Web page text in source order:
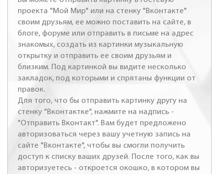
проекта "Мой Мир" или на стенку "Вконтакте"
своим друзьям, ее можно поставить на сайте, в
блоге, форуме или отправить в письме на адрес
знакомых, создать из картинки музыкальную
открытку и отправить ее своим друзьям и
близким. Под картинкой вы видите несколько
закладок, под которыми и спрятаны функции от
правок.
Для того, что бы отправить картинку другу на
стенку "Вконтактке", нажмите на надпись -
"Отправить Вконтакт". Вам будет предложено
авторизоваться через вашу учетную запись на
сайте "Вконтакте", чтобы вы смогли получить
доступ к списку ваших друзей. После того, как вы
авторизуетесь - откроется окошко, в котором вы